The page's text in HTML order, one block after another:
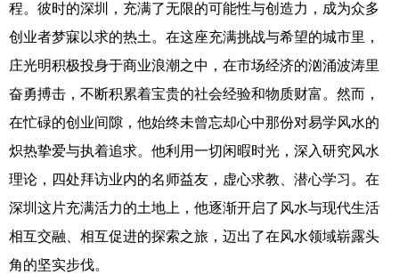
程。彼时的深圳，充满了无限的可能性与创造力，成为众多
创业者梦寐以求的热土。在这座充满挑战与希望的城市里，
庄光明积极投身于商业浪潮之中，在市场经济的汹涌波涛里
奋勇搏击，不断积累着宝贵的社会经验和物质财富。然而，
在忙碌的创业间隙，他始终未曾忘却心中那份对易学风水的
炽热挚爱与执着追求。他利用一切闲暇时光，深入研究风水
理论，四处拜访业内的名师益友，虚心求教、潜心学习。在
深圳这片充满活力的土地上，他逐渐开启了风水与现代生活
相互交融、相互促进的探索之旅，迈出了在风水领域崭露头
角的坚实步伐。